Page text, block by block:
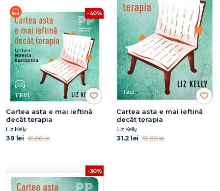
-40%
Cartea asta e mai ieftină
decât terapia
Liz Kelly
39 lei 65.00 lei
Cartea asta e mai ieftină
decât terapia
Liz Kelly
31.2 lei 52.00 lei
-30%